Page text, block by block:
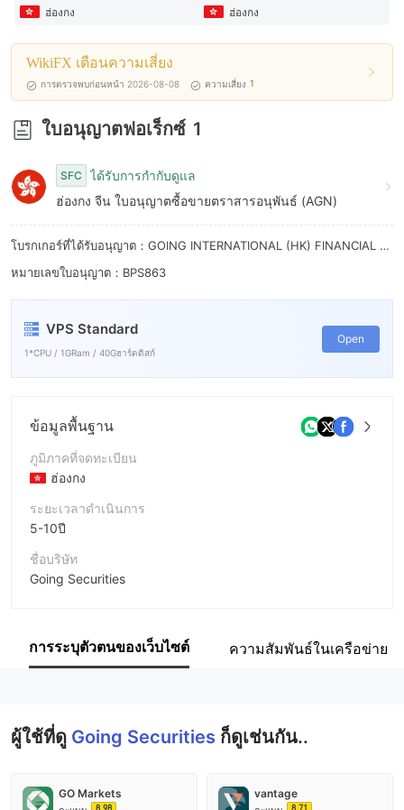
ฮ่องกง ฮ่องกง
WikiFX เตือนความเสี่ยง
การตรวจพบก่อนหน้า 2026-08-08 ความเสี่ยง 1
ใบอนุญาตฟอเร็กซ์ 1
SFC
ได้รับการกำกับดูแล
ฮ่องกง จีน ใบอนุญาตซื้อขายตราสารอนุพันธ์ (AGN)
โบรกเกอร์ที่ได้รับอนุญาต：GOING INTERNATIONAL (HK) FINANCIAL GROUP LIMITED
หมายเลขใบอนุญาต：BPS863
VPS Standard
1*CPU / 1GRam / 40Gฮาร์ดดิสก์
Open
ข้อมูลพื้นฐาน
ภูมิภาคที่จดทะเบียน
ฮ่องกง
ระยะเวลาดำเนินการ
5-10ปี
ชื่อบริษัท
Going Securities
พนักงานบริษัท
การระบุตัวตนของเว็บไซต์ ความสัมพันธ์ในเครือข่าย
ผู้ใช้ที่ดู Going Securities ก็ดูเช่นกัน..
GO Markets vantage